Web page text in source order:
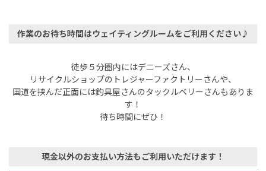
作業のお待ち時間はウェイティングルームをご利用ください♪
徒歩５分圏内にはデニーズさん、
リサイクルショップのトレジャーファクトリーさんや、
国道を挟んだ正面には釣具屋さんのタックルベリーさんもありま
す！
待ち時間にぜひ！
現金以外のお支払い方法もご利用いただけます！